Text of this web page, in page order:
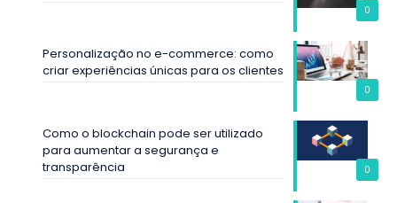
0
0
Personalização no e-commerce: como
criar experiências únicas para os clientes
0
Como o blockchain pode ser utilizado
para aumentar a segurança e
transparência